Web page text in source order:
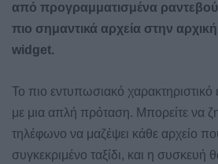
από προγραμματισμένα ραντεβού
πιο σημαντικά αρχεία στην
widget.
Το πιο εντυπωσιακό χαρακτηριστικό
με μια απλή πρόταση. Μπορείτε να
τηλέφωνο να μαζέψει κάθε αρχείο
συγκεκριμένο ταξίδι, και η συσκευή